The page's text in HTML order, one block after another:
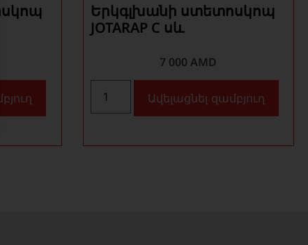
Երկգլխանի ստետոսկոպ
JOTARAP C սև
7 000AMD
Ավելացնել զամբյուղ